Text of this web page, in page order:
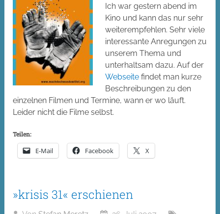
Ich war gestern abend im
Kino und kann das nur sehr
weiterempfehlen. Sehr viele
interessante Anregungen zu
unserem Thema und
unterhaltsam dazu. Auf der
Webseite findet man kurze
Beschreibungen zu den
einzelnen Filmen und Termine, wann er wo läuft.
Leider nicht die Filme selbst.
Teilen:
E-Mail Facebook X
»krisis 31« erschienen